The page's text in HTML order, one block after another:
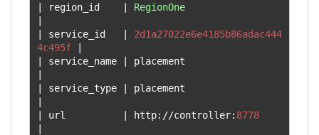
|
region_id |
RegionOne
|
|
service_id |
2d1a27022e6e4185b86adac444
4c495f
|
|
service_name |
|
|
service_type |
|
|
url | http://controller: 8778
|